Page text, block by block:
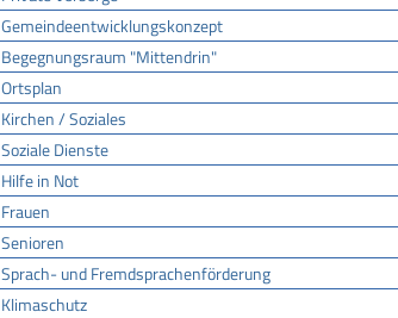
Gemeindeentwicklungskonzept
Begegnungsraum "Mittendrin"
Ortsplan
Kirchen / Soziales
Soziale Dienste
Hilfe in Not
Frauen
Senioren
Sprach- und Fremdsprachenförderung
Klimaschutz